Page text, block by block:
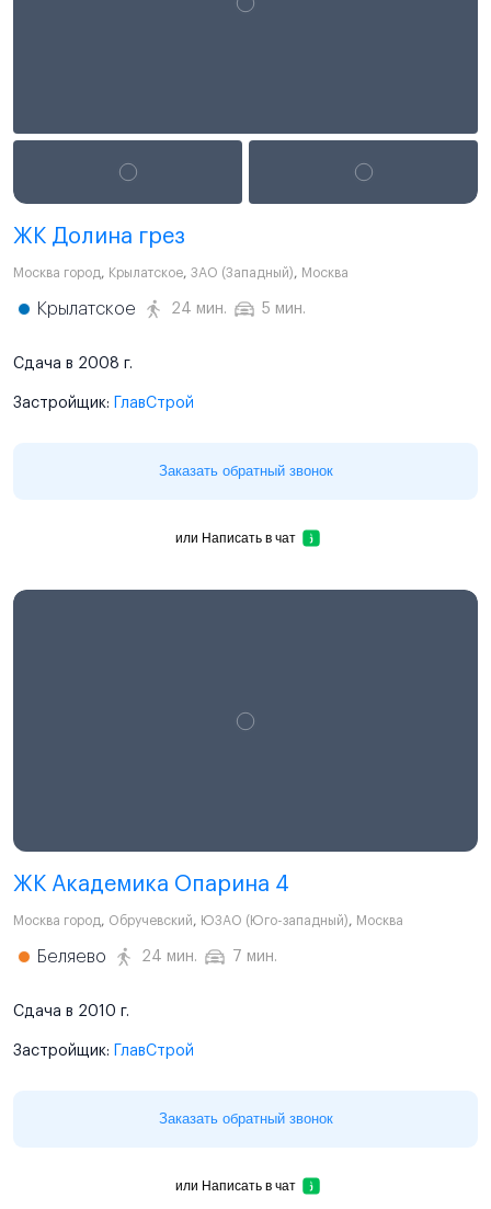
ЖК Долина грез
Москва город, Крылатское, ЗАО (Западный), Москва
Крылатское 24 мин. 5 мин.
Сдача в 2008 г.
Застройщик: ГлавСтрой
Заказать обратный звонок
или Написать в чат
ЖК Академика Опарина 4
Москва город, Обручевский, ЮЗАО (Юго-западный), Москва
Беляево 24 мин. 7 мин.
Сдача в 2010 г.
Застройщик: ГлавСтрой
Заказать обратный звонок
или Написать в чат